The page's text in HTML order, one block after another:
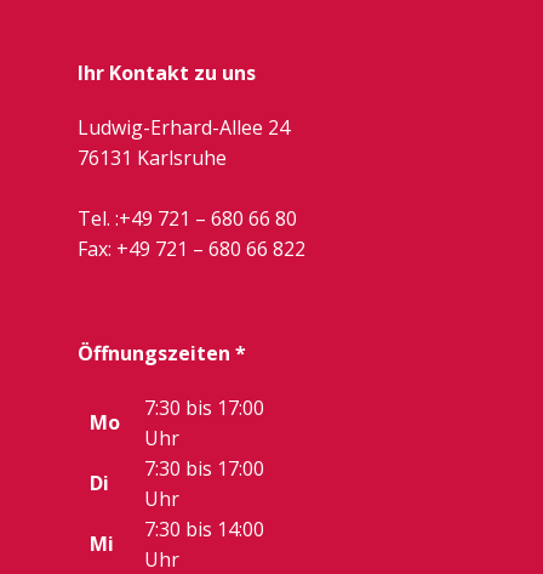
Ihr Kontakt zu uns
Ludwig-Erhard-Allee 24
76131 Karlsruhe
Tel. :+49 721 – 680 66 80
Fax: +49 721 – 680 66 822
Öffnungszeiten *
Mo
7:30 bis 17:00
Uhr
Di
7:30 bis 17:00
Uhr
Mi
7:30 bis 14:00
Uhr